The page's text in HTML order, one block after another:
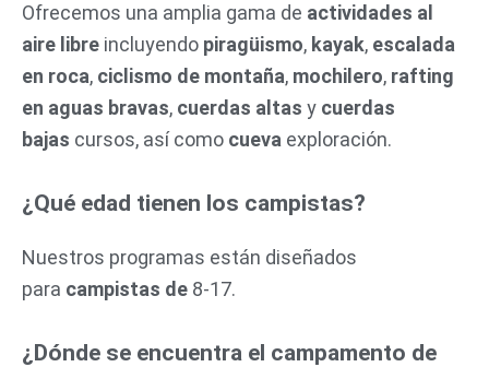
Ofrecemos una amplia gama de actividades al
aire libre incluyendo piragüismo, kayak, escalada
en roca, ciclismo de montaña, mochilero, rafting
en aguas bravas, cuerdas altas y cuerdas
bajas cursos, así como cueva exploración.
¿Qué edad tienen los campistas?
Nuestros programas están diseñados
para campistas de 8-17.
¿Dónde se encuentra el campamento de